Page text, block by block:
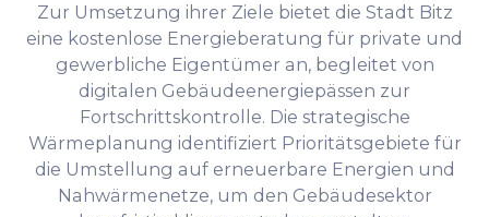
Zur Umsetzung ihrer Ziele bietet die Stadt Bitz
eine kostenlose Energieberatung für private und
gewerbliche Eigentümer an, begleitet von
digitalen Gebäudeenergiepässen zur
Fortschrittskontrolle. Die strategische
Wärmeplanung identifiziert Prioritätsgebiete für
die Umstellung auf erneuerbare Energien und
Nahwärmenetze, um den Gebäudesektor